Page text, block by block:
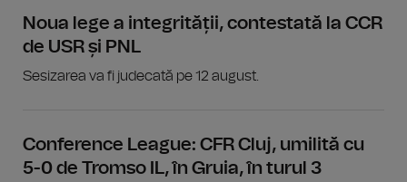
Noua lege a integrității, contestată la CCR
de USR și PNL
Sesizarea va fi judecată pe 12 august.
Conference League: CFR Cluj, umilită cu
5-0 de Tromso IL, în Gruia, în turul 3